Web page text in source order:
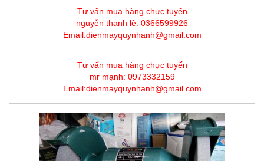
Tư vấn mua hàng chực tuyến
nguyễn thanh lê: 0366599926
Email:dienmayquynhanh@gmail.com
Tư vấn mua hàng chực tuyến
mr mạnh: 0973332159
Email:dienmayquynhanh@gmail.com